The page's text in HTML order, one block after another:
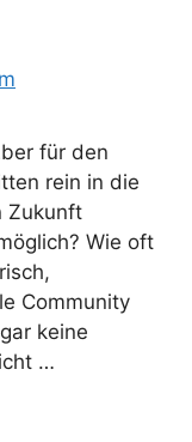
für den
rein in die
Zukunft
Wie oft
Community
keine
…